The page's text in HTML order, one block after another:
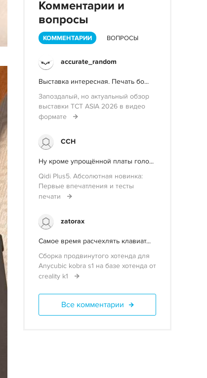
Комментарии и
вопросы
КОММЕНТАРИИ ВОПРОСЫ
accurate_random
Выставка интересная. Печать бо...
Запоздалый, но актуальный обзор
выставки TCT ASIA 2026 в видео
формате
ССН
Ну кроме упрощённой платы голо...
Qidi Plus5. Абсолютная новинка:
Первые впечатления и тесты
печати
zatorax
Самое время расчехлять клавиат...
Сборка продвинутого хотенда для
Anycubic kobra s1 на базе хотенда от
creality k1
Все комментарии